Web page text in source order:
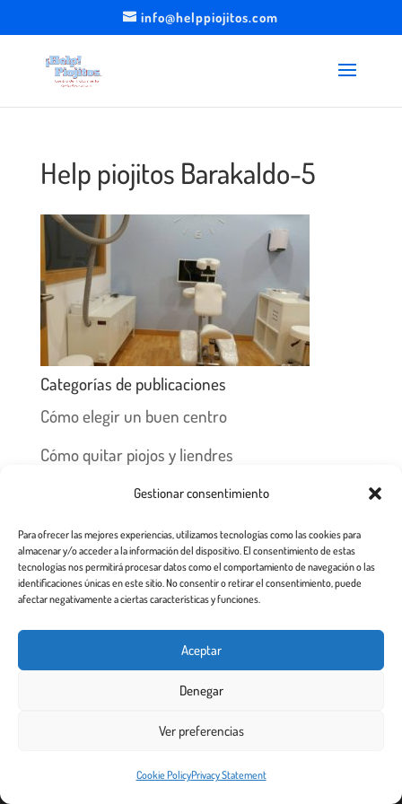
Este sitio web utiliza cookies para garantizar que obtenga la
Gestionar consentimiento
Para ofrecer las mejores experiencias, utilizamos tecnologías como las cookies para
almacenar y/o acceder a la información del dispositivo. El consentimiento de estas
tecnologías nos permitirá procesar datos como el comportamiento de navegación o las
identificaciones únicas en este sitio. No consentir o retirar el consentimiento, puede
afectar negativamente a ciertas características y funciones.
Aceptar
Denegar
Ver preferencias
Cookie PolicyPrivacy Statement
info@helppiojitos.com
Help piojitos Barakaldo-5
Categorías de publicaciones
Cómo elegir un buen centro
Cómo quitar piojos y liendres
Preguntas frecuentes
Los piojos y su historia
Prevención y recomendaciones
Todos los derechos reservados 2.020